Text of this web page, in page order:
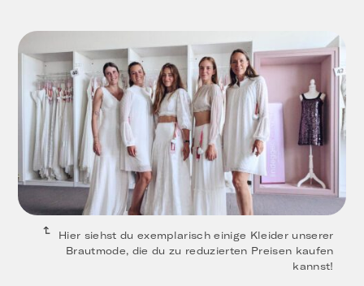
Hier siehst du exemplarisch einige Kleider unserer
Brautmode, die du zu reduzierten Preisen kaufen
kannst!